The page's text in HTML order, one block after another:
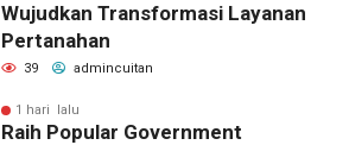
Wujudkan Transformasi Layanan
Pertanahan
39 admincuitan
1 hari lalu
Raih Popular Government